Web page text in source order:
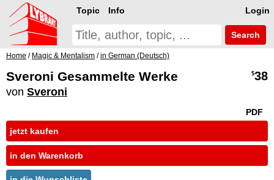
Login
Topic Info
Search
Home / Magic & Mentalism /in German (Deutsch)
Sveroni Gesammelte Werke
von Sveroni
$38
PDF
jetzt kaufen
in den Warenkorb